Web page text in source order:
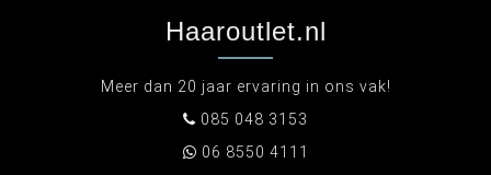
Haaroutlet.nl
Meer dan 20 jaar ervaring in ons vak!
085 048 3153
06 8550 4111